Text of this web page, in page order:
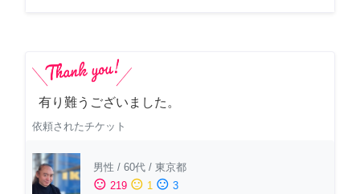
有り難うございました。
依頼されたチケット
男性 / 60代 / 東京都
sentiment_satisfied 219 sentiment_neutral 1 sentiment_dissatisfied 3